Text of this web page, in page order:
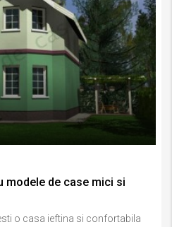
modele de case mici si
o casa ieftina si confortabila